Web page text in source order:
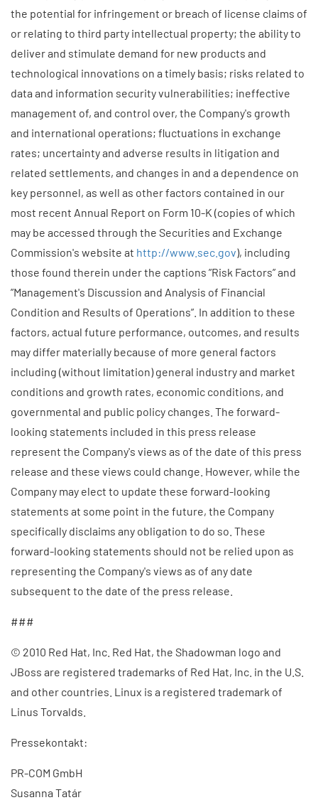
the potential for infringement or breach of license claims of
or relating to third party intellectual property; the ability to
deliver and stimulate demand for new products and
technological innovations on a timely basis; risks related to
data and information security vulnerabilities; ineffective
management of, and control over, the Company's growth
and international operations; fluctuations in exchange
rates; uncertainty and adverse results in litigation and
related settlements, and changes in and a dependence on
key personnel, as well as other factors contained in our
most recent Annual Report on Form 10-K (copies of which
may be accessed through the Securities and Exchange
Commission's website at http://www.sec.gov), including
those found therein under the captions ”Risk Factors” and
”Management's Discussion and Analysis of Financial
Condition and Results of Operations”. In addition to these
factors, actual future performance, outcomes, and results
may differ materially because of more general factors
including (without limitation) general industry and market
conditions and growth rates, economic conditions, and
governmental and public policy changes. The forward-
looking statements included in this press release
represent the Company's views as of the date of this press
release and these views could change. However, while the
Company may elect to update these forward-looking
statements at some point in the future, the Company
specifically disclaims any obligation to do so. These
forward-looking statements should not be relied upon as
representing the Company's views as of any date
subsequent to the date of the press release.
###
© 2010 Red Hat, Inc. Red Hat, the Shadowman logo and
JBoss are registered trademarks of Red Hat, Inc. in the U.S.
and other countries. Linux is a registered trademark of
Linus Torvalds.
Pressekontakt:
PR-COM GmbH
Susanna Tatár